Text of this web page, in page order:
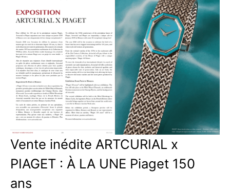
Vente inédite ARTCURIAL x
PIAGET : À LA UNE Piaget 150
ans